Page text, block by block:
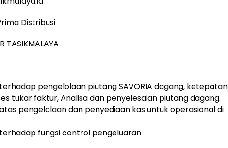
Distribusi
TASIKMALAYA
pengelolaan piutang SAVORIA dagang, ketepatan
tukar faktur, Analisa dan penyelesaian piutang dagang.
pengelolaan dan penyediaan kas untuk operasional di
fungsi control pengeluaran